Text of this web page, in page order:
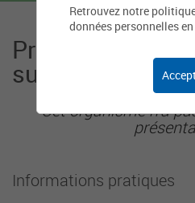
Retrouvez notre
données personnelles en
Présentation
sur-Seine
Cet organisme n'a
Informations pratiques